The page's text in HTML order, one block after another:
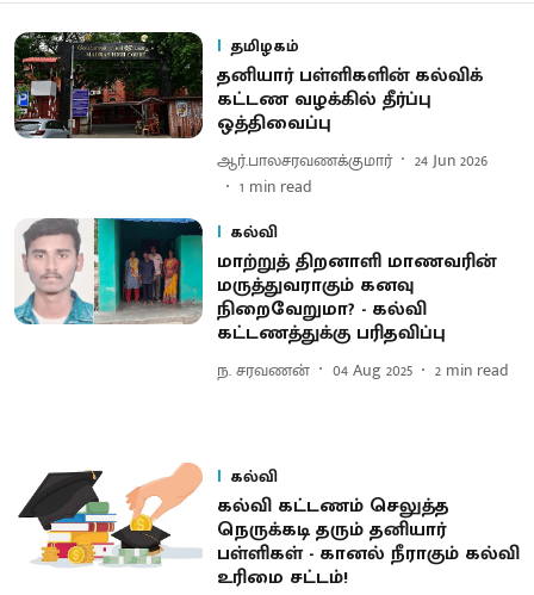
தமிழகம்
தனியார் பள்ளிகளின் கல்விக்
கட்டண வழக்கில் தீர்ப்பு
ஒத்திவைப்பு
ஆர்.பாலசரவணக்குமார்
24 Jun 2026
1 min read
கல்வி
மாற்றுத் திறனாளி மாணவரின்
மருத்துவராகும் கனவு
நிறைவேறுமா? - கல்வி
கட்டணத்துக்கு பரிதவிப்பு
ந. சரவணன் 04 Aug 2025 2 min read
கல்வி
கல்வி கட்டணம் செலுத்த
நெருக்கடி தரும் தனியார்
பள்ளிகள் - கானல் நீராகும் கல்வி
உரிமை சட்டம்!